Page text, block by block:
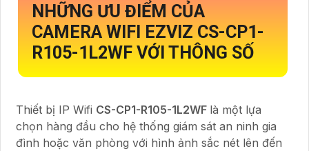
NHỮNG ƯU ĐIỂM CỦA
CAMERA WIFI EZVIZ CS-CP1-
R105-1L2WF VỚI THÔNG SỐ
Thiết bị IP Wifi CS-CP1-R105-1L2WF là một lựa
chọn hàng đầu cho hệ thống giám sát an ninh gia
đình hoặc văn phòng với hình ảnh sắc nét lên đến